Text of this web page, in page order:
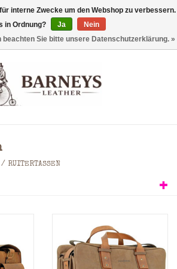
0 Artikel - €0,00
/ RUITERTASSEN
interne Zwecke um den Webshop zu verbessern.
in Ordnung?
Ja
Nein
beachten Sie bitte unsere Datenschutzerklärung. »